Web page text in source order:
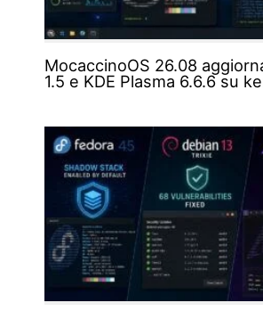
MocaccinoOS 26.08
1.5 e KDE Plasma 6.6.6 su